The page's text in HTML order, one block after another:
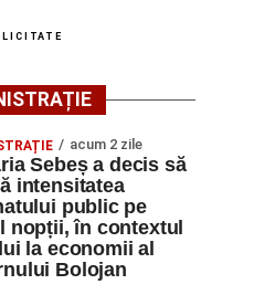
acum 2 zile
Sebeș a decis să
intensitatea
public pe
nopții, în contextul
la economii al
Bolojan